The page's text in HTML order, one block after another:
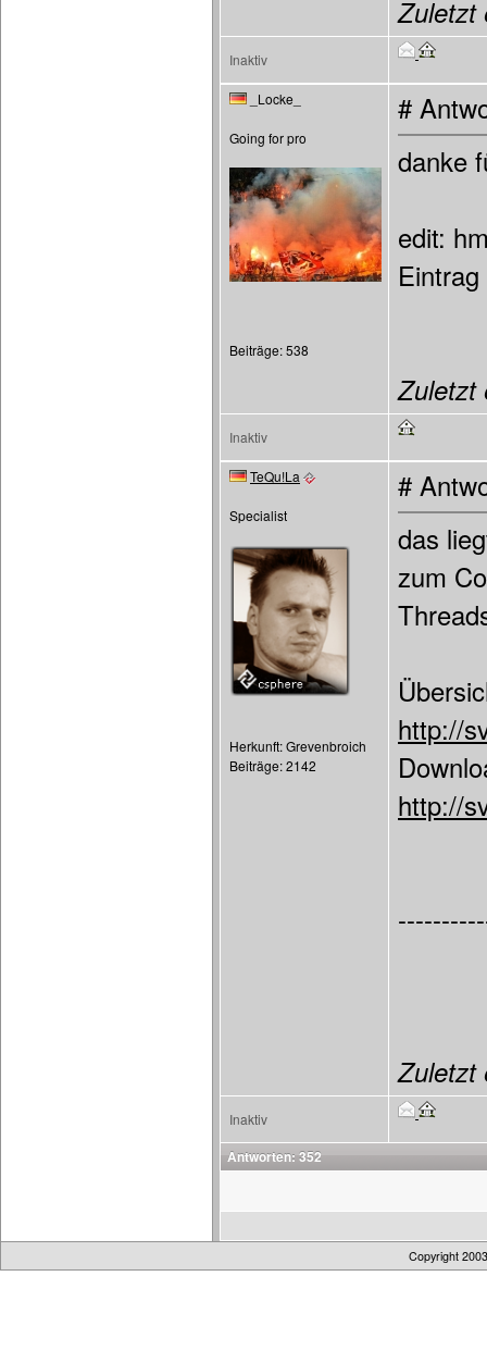
Zuletzt
Inaktiv
_Locke_
Going for pro
Beiträge: 538
#
danke
edit:
Zuletzt
Inaktiv
TeQu!La
Specialist
Herkunft: Grevenbroich
Beiträge: 2142
#
das
zum
http://
http://
Zuletzt
Inaktiv
Antworten: 352
Copyright